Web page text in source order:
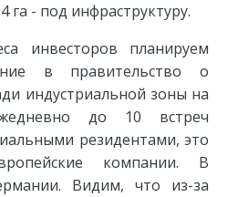
га - под инфраструктуру.
инвесторов планируем
в правительство о
индустриальной зоны на
до 10 встреч
резидентами, это
компании. В
Видим, что из-за